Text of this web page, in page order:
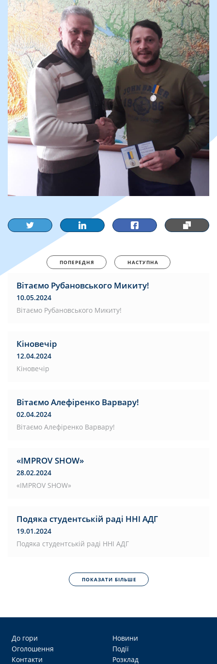
ПОПЕРЕДНЯ НАСТУПНА
Вітаємо Рубановського Микиту!
10.05.2024
Вітаємо Рубановського Микиту!
Кіновечір
12.04.2024
Кіновечір
Вітаємо Алефіренко Варвару!
02.04.2024
Вітаємо Алефіренко Варвару!
«IMPROV SHOW»
28.02.2024
«IMPROV SHOW»
Подяка студентській раді ННІ АДГ
19.01.2024
Подяка студентській раді ННІ АДГ
ПОКАЗАТИ БІЛЬШЕ
До гори
Новини
Оголошення
Події
Контакти
Розклад